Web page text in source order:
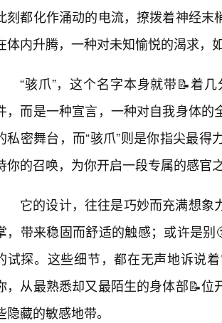
刻都化作涌动的电流，撩拨着神经
体内升腾，一种对未知愉悦的渴求，
“骇爪”，这个名字本身就带📝着
，而是一种宣言，一种对自我身体
私密舞台，而“骇爪”则是你指尖最
你的召唤，为你开启一段专属的感官
它的设计，往往是巧妙而充满想
，带来稳固而舒适的触感；或许是
试探。这些细节，都在无声地诉说
，从最熟悉却又最陌生的身体部📝
隐藏的敏感地带。